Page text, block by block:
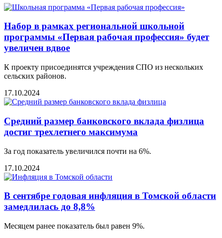
Набор в рамках региональной школьной
программы «Первая рабочая профессия» будет
увеличен вдвое
К проекту присоединятся учреждения СПО из нескольких
сельских районов.
17.10.2024
Средний размер банковского вклада физлица
достиг трехлетнего максимума
За год показатель увеличился почти на 6%.
17.10.2024
В сентябре годовая инфляция в Томской области
замедлилась до 8,8%
Месяцем ранее показатель был равен 9%.